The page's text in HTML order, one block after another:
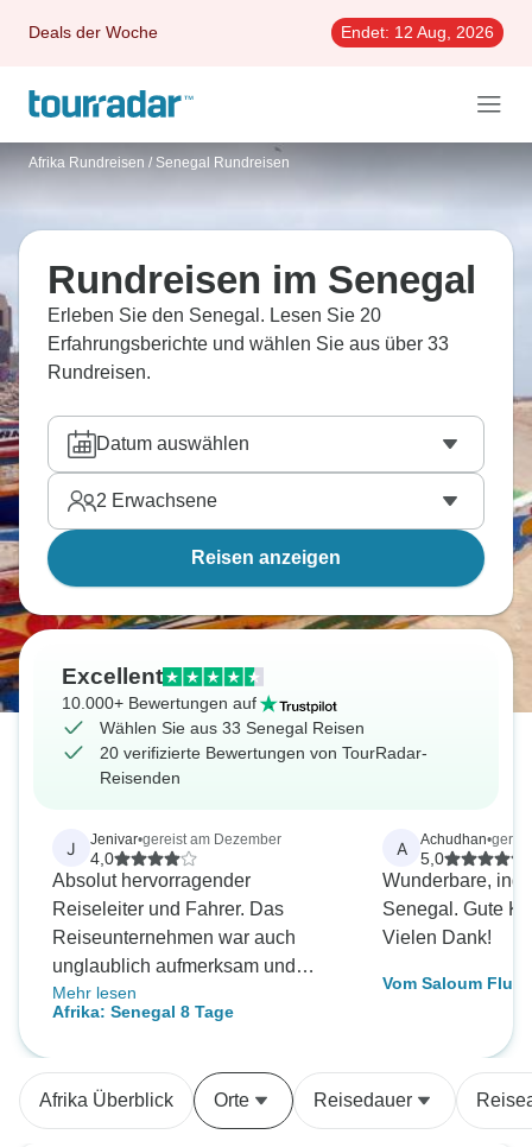
Deals der Woche Endet: 12 Aug, 2026
Afrika Rundreisen / Senegal Rundreisen
Rundreisen im Senegal
Erleben Sie den Senegal. Lesen Sie 20
Erfahrungsberichte und wählen Sie aus über 33
Rundreisen.
Datum auswählen
2 Erwachsene
Reisen anzeigen
Excellent
10.000+ Bewertungen auf
Wählen Sie aus 33 Senegal Reisen
20 verifizierte Bewertungen von TourRadar-
Reisenden
J Jenivar•gereist am Dezember
4,0
Absolut hervorragender
Reiseleiter und Fahrer. Das
Reiseunternehmen war auch
unglaublich aufmerksam und
reagierte auf Nachrichten usw. Die
Tour selbst war so
unterhaltsam. Die gesamte Reise
war ein wirklich
Mehr lesen
Afrika: Senegal 8 Tage
A Achudhan•
5,0
Wunderbare,
Senegal. Gute
Vielen Dank!
Vom Saloum
Afrika Überblick Orte Reisedauer